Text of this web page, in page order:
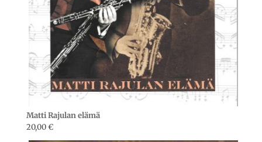
Matti Rajulan elämä
20,00€